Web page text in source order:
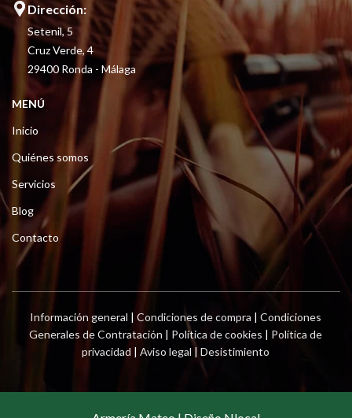
Dirección:
Setenil, 5
Cruz Verde, 4
29400 Ronda - Málaga
MENÚ
Inicio
Quiénes somos
Servicios
Blog
Contacto
Información general |Condiciones de compra |Condiciones
Generales de Contratación | Política de cookies | Política de
privacidad |Aviso legal |Desistimiento